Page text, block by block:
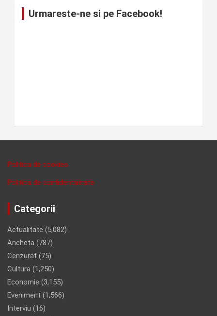
Urmareste-ne si pe Facebook!
Politica de cookies
Politica de confidentalitate
Categorii
Actualitate (5,082)
Ancheta (787)
Cenzurat (75)
Cultura (1,250)
Economie (3,155)
Eveniment (1,566)
Interviu (16)